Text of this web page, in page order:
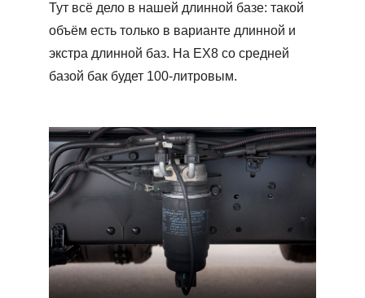
Тут всё дело в нашей длинной базе: такой
объём есть только в варианте длинной и
экстра длинной баз. На ЕХ8 со средней
базой бак будет 100-литровым.